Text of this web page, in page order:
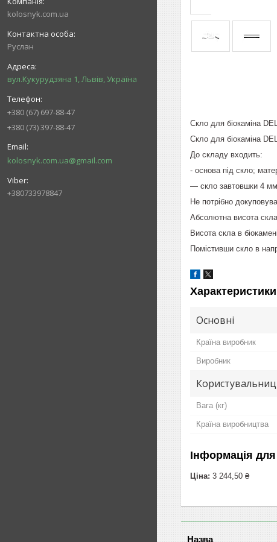
kolosnyk.com.ua
Руслан
вул.Кукурудзяна 1, Львів, Україна
+380 (67) 697-88-47
+380 (73) 397-88-47
kolosnyk.com.ua@gmail.com
+380733978847
Скло для біокаміна
Скло для біокаміна
До складу входить:
- основа під скло;
— скло завтовшки 4 мм.
Не потрібно
Абсолютна висота
Висота скла в
Помістивши скло в
Характеристики
Основні
Країна виробник
Виробник
Вага (кг)
Країна виробництва
Інформація
Ціна: 3 244,50 ₴